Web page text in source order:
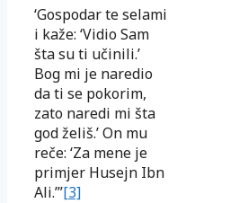
‘Gospodar te selami
i kaže: ‘Vidio Sam
šta su ti učinili.’
Bog mi je naredio
da ti se pokorim,
zato naredi mi šta
god želiš.’ On mu
reče: ‘Za mene je
primjer Husejn Ibn
Ali.’”[3]